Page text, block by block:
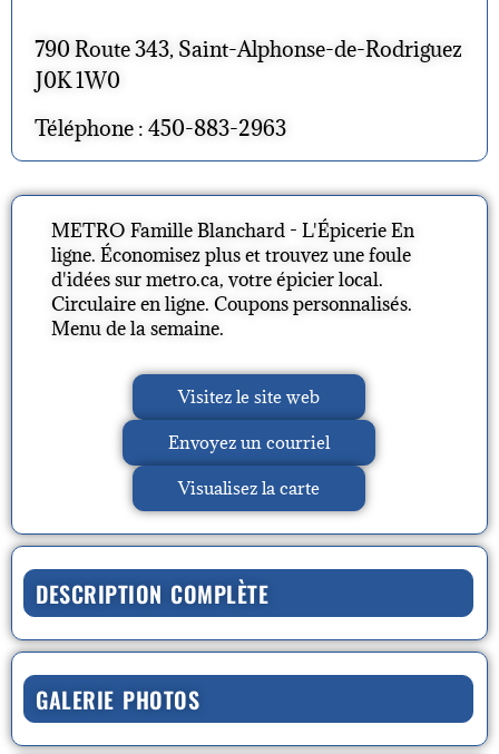
790 Route 343, Saint-Alphonse-de-Rodriguez
J0K 1W0
Téléphone : 450-883-2963
METRO Famille Blanchard - L'Épicerie En
ligne. Économisez plus et trouvez une foule
d'idées sur metro.ca, votre épicier local.
Circulaire en ligne. Coupons personnalisés.
Menu de la semaine.
Visitez le site web
Envoyez un courriel
Visualisez la carte
DESCRIPTION COMPLÈTE
GALERIE PHOTOS